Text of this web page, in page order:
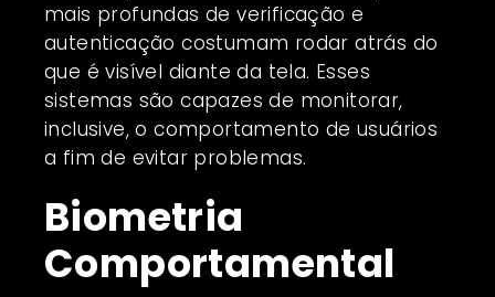
mais profundas de verificação e
autenticação costumam rodar atrás do
que é visível diante da tela. Esses
sistemas são capazes de monitorar,
inclusive, o comportamento de usuários
a fim de evitar problemas.
Biometria
Comportamental